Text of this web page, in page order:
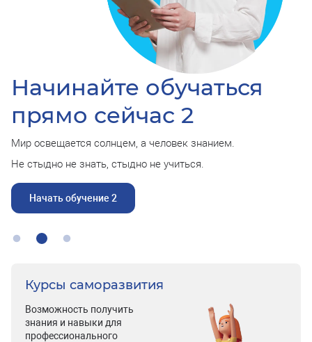
Начинайте обучаться
прямо сейчас 2
Мир освещается солнцем, а человек знанием.
Не стыдно не знать, стыдно не учиться.
Начать обучение 2
Курсы саморазвития
Возможность получить
знания и навыки для
профессионального